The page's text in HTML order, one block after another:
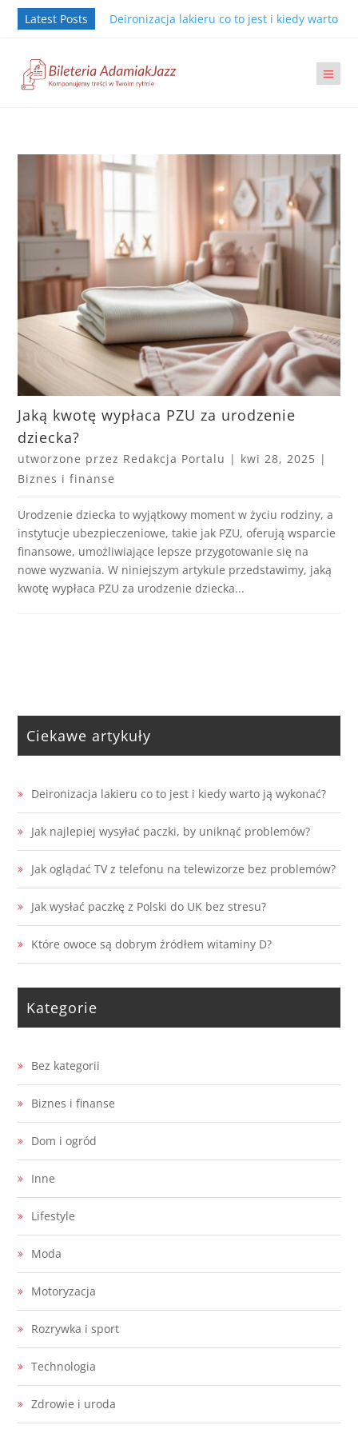
Latest Posts Deironizacja lakieru co to jest i kiedy warto ją
Jaką kwotę wypłaca PZU za urodzenie
dziecka?
utworzone przez Redakcja Portalu | kwi 28, 2025 |
Biznes i finanse
Urodzenie dziecka to wyjątkowy moment w życiu rodziny, a
instytucje ubezpieczeniowe, takie jak PZU, oferują wsparcie
finansowe, umożliwiające lepsze przygotowanie się na
nowe wyzwania. W niniejszym artykule przedstawimy, jaką
kwotę wypłaca PZU za urodzenie dziecka...
Ciekawe artykuły
Deironizacja lakieru co to jest i kiedy warto ją wykonać?
Jak najlepiej wysyłać paczki, by uniknąć problemów?
Jak oglądać TV z telefonu na telewizorze bez problemów?
Jak wysłać paczkę z Polski do UK bez stresu?
Które owoce są dobrym źródłem witaminy D?
Kategorie
Bez kategorii
Biznes i finanse
Dom i ogród
Inne
Lifestyle
Moda
Motoryzacja
Rozrywka i sport
Technologia
Zdrowie i uroda